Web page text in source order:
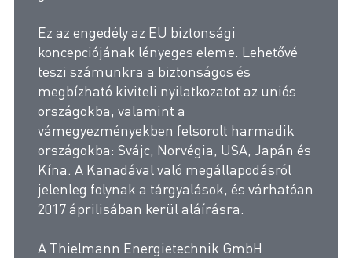
Ez az engedély az EU biztonsági
koncepciójának lényeges eleme. Lehetővé
teszi számunkra a biztonságos és
megbízható kiviteli nyilatkozatot az uniós
országokba, valamint a
vámegyezményekben felsorolt harmadik
országokba: Svájc, Norvégia, USA, Japán és
Kína. A Kanadával való megállapodásról
jelenleg folynak a tárgyalások, és várhatóan
2017 áprilisában kerül aláírásra.
A Thielmann Energietechnik GmbH